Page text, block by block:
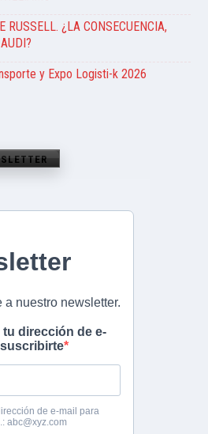
¿LA CONSECUENCIA,
y Expo Logisti-k 2026